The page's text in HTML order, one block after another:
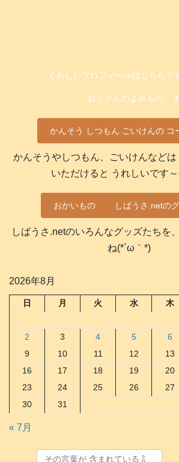
くわしいプロフィールはこちらで
おくさんのよみもの 🌷
かんそう しつもん ごいけんの
かんそうやしつもん、ごいけんなど
いただけると うれしいです～
おかいもの しばうさ.netの
しばうさ.netのいろんなグッズたちを
ね(*´ω｀*)
2026年8月
日 月 火 水 木
2
3 4 5 6
9
10 11 12 13
16
17 18 19 20
23
24 25 26 27
30
31
« 7月